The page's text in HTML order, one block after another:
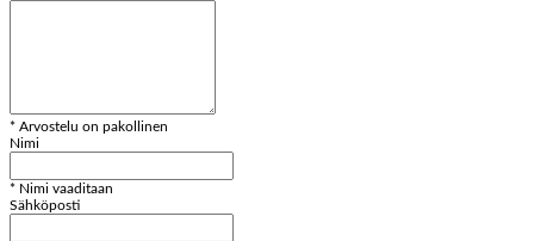
* Arvostelu on pakollinen
Nimi
* Nimi vaaditaan
Sähköposti